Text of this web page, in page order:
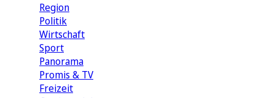
Region
Politik
Wirtschaft
Sport
Panorama
Promis & TV
Freizeit